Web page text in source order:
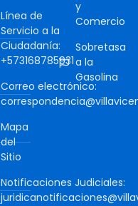
Línea de
Servicio a la
Ciudadanía:
+573168785931
Correo electrónico:
Mapa
del
Sitio
Notificaciones Judiciales:
y
Comercio
Sobretasa
a la
Gasolina